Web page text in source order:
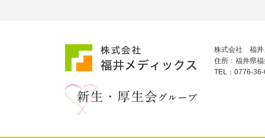
株式会社 福井
住所：福井県
TEL：0776-